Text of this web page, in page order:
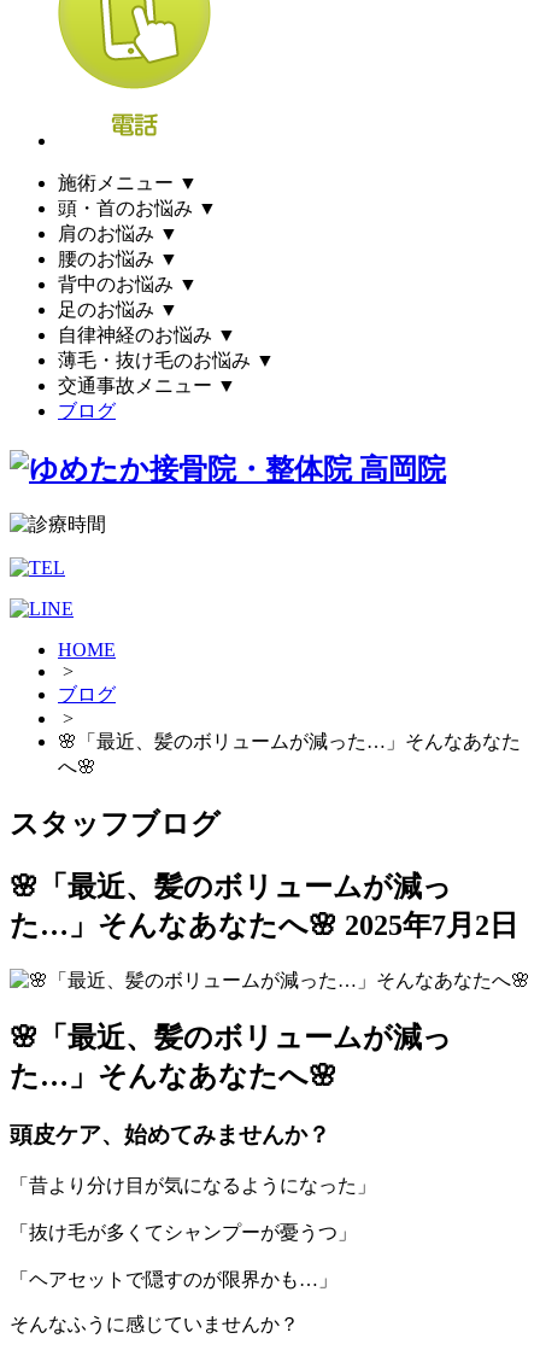
施術メニュー ▼
頭・首のお悩み ▼
肩のお悩み ▼
腰のお悩み ▼
背中のお悩み ▼
足のお悩み ▼
自律神経のお悩み ▼
薄毛・抜け毛のお悩み ▼
交通事故メニュー ▼
ブログ
HOME
>
ブログ
>
🌸「最近、髪のボリュームが減った…」そんなあなた
へ🌸
スタッフブログ
🌸「最近、髪のボリュームが減っ
た…」そんなあなたへ🌸 2025年7月2日
🌸「最近、髪のボリュームが減っ
た…」そんなあなたへ🌸
頭皮ケア、始めてみませんか？
「昔より分け目が気になるようになった」
「抜け毛が多くてシャンプーが憂うつ」
「ヘアセットで隠すのが限界かも…」
そんなふうに感じていませんか？